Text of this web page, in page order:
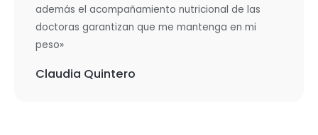
además el acompañamiento nutricional de las
doctoras garantizan que me mantenga en mi
peso»
Claudia Quintero